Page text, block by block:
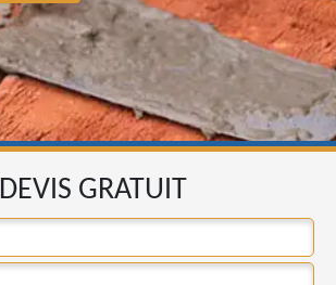
DEVIS GRATUIT